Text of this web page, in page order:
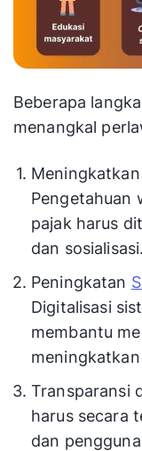
Beberapa
menangkal
Pengetahuan
pajak harus
dan sosialisasi.
Peningkatan
Digitalisasi
membantu
Transparansi
harus secara
dan